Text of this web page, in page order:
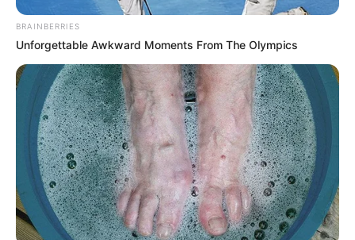
BRAINBERRIES
Unforgettable Awkward Moments From The Olympics